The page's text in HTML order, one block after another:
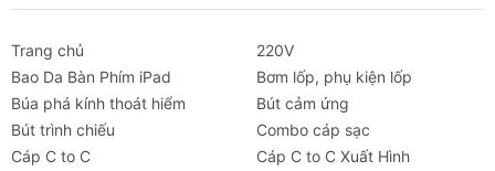
Trang chủ
220V
Bao Da Bàn Phím iPad
Bơm lốp, phụ kiện lốp
Búa phá kính thoát hiểm
Bút cảm ứng
Bút trình chiếu
Combo cáp sạc
Cáp C to C
Cáp C to C Xuất Hình